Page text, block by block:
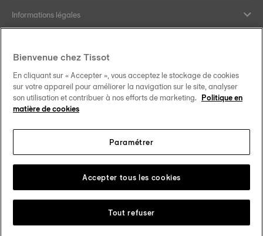
Informations légales
Nos engagements
Suivez-nous sur les réseaux sociaux
Changer de pays Tissot Copyrights 2026
Bienvenue chez Tissot
En cliquant sur « Accepter », vous acceptez le stockage de cookies
sur votre appareil pour améliorer la navigation sur le site, analyser
son utilisation et contribuer à nos efforts de marketing. Politique en
matière de cookies
Paramétrer
Tout refuser
Accepter tous les cookies